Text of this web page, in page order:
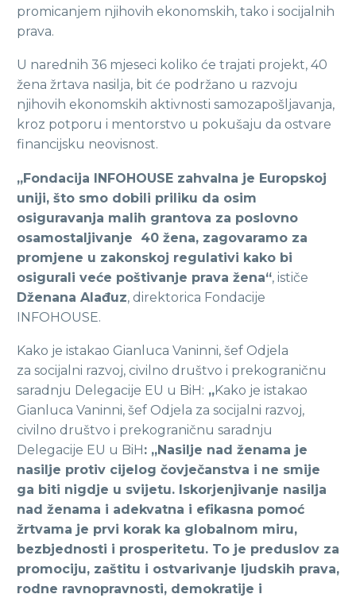
promicanjem njihovih ekonomskih, tako i socijalnih
prava.
U narednih 36 mjeseci koliko će trajati projekt, 40
žena žrtava nasilja, bit će podržano u razvoju
njihovih ekonomskih aktivnosti samozapošljavanja,
kroz potporu i mentorstvo u pokušaju da ostvare
financijsku neovisnost.
„Fondacija INFOHOUSE zahvalna je Europskoj
uniji, što smo dobili priliku da osim
osiguravanja malih grantova za poslovno
osamostaljivanje 40 žena, zagovaramo za
promjene u zakonskoj regulativi kako bi
osigurali veće poštivanje prava žena“, ističe
Dženana Alađuz, direktorica Fondacije
INFOHOUSE.
Kako je istakao Gianluca Vaninni, šef Odjela
za socijalni razvoj, civilno društvo i prekograničnu
saradnju Delegacije EU u BiH: „Kako je istakao
Gianluca Vaninni, šef Odjela za socijalni razvoj,
civilno društvo i prekograničnu saradnju
Delegacije EU u BiH : „Nasilje nad ženama je
nasilje protiv cijelog čovječanstva i ne smije
ga biti nigdje u svijetu. Iskorjenjivanje nasilja
nad ženama i adekvatna i efikasna pomoć
žrtvama je prvi korak ka globalnom miru,
bezbjednosti i prosperitetu. To je preduslov za
promociju, zaštitu i ostvarivanje ljudskih prava,
rodne ravnopravnosti, demokratije i